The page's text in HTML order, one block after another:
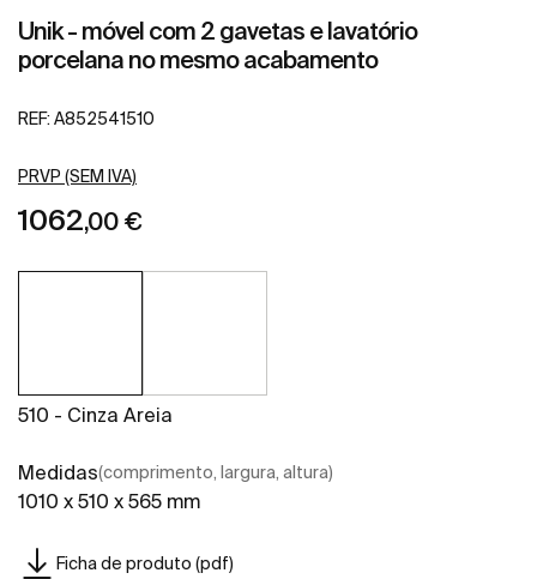
Unik - móvel com 2 gavetas e lavatório
porcelana no mesmo acabamento
REF: A852541510
PRVP (SEM IVA)
1062,00 €
510 - Cinza Areia
Medidas(comprimento, largura, altura)
1010 x 510 x 565 mm
Ficha de produto (pdf)